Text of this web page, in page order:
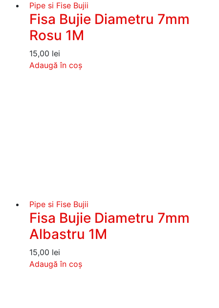
Pipe si Fise Bujii
Fisa Bujie Diametru 7mm
Rosu 1M
15,00 lei
Adaugă în coș
Pipe si Fise Bujii
Fisa Bujie Diametru 7mm
Albastru 1M
15,00 lei
Adaugă în coș